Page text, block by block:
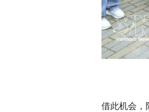
借此机会，